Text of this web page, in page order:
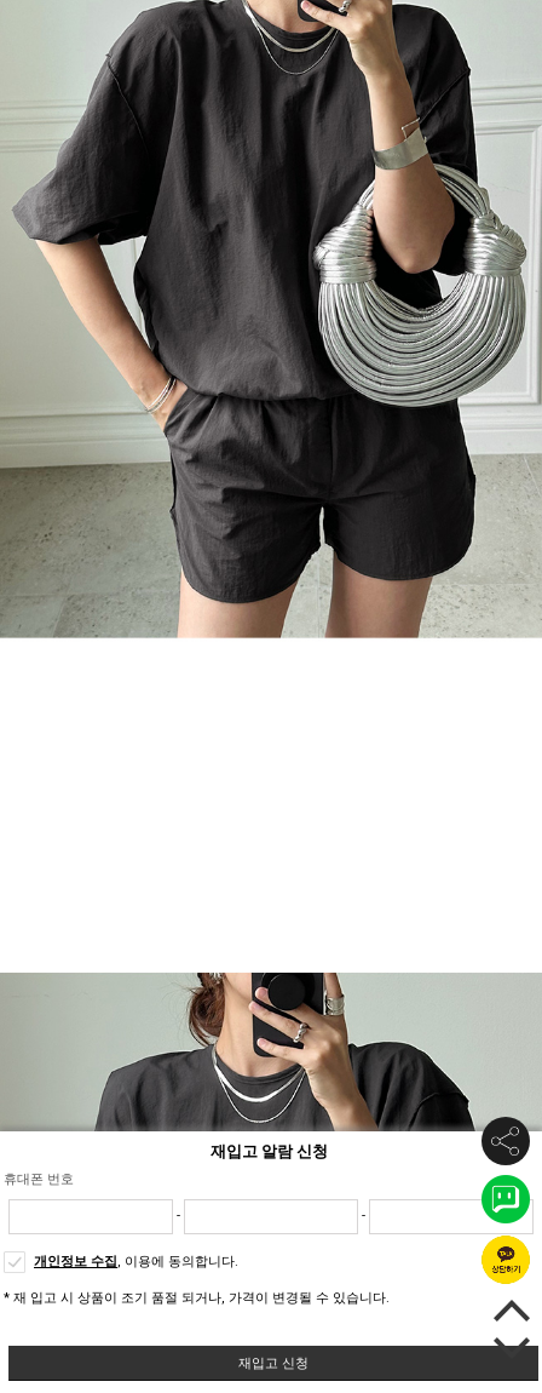
재입고 알람 신청
휴대폰 번호
- -
개인정보 수집, 이용에 동의합니다.
* 재 입고 시 상품이 조기 품절 되거나, 가격이 변경될 수 있습니다.
재입고 신청